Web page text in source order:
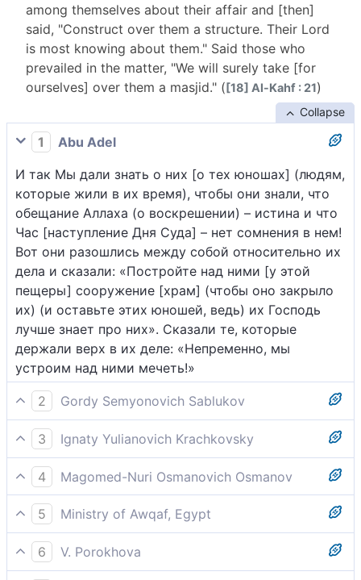
among themselves about their affair and [then]
said, "Construct over them a structure. Their Lord
is most knowing about them." Said those who
prevailed in the matter, "We will surely take [for
ourselves] over them a masjid." ([18] Al-Kahf : 21)
Collapse
1
Abu Adel
И так Мы дали знать о них [о тех юношах] (людям,
которые жили в их время), чтобы они знали, что
обещание Аллаха (о воскрешении) – истина и что
Час [наступление Дня Суда] – нет сомнения в нем!
Вот они разошлись между собой относительно их
дела и сказали: «Постройте над ними [у этой
пещеры] сооружение [храм] (чтобы оно закрыло
их) (и оставьте этих юношей, ведь) их Господь
лучше знает про них». Сказали те, которые
держали верх в их деле: «Непременно, мы
устроим над ними мечеть!»
2
Gordy Semyonovich Sablukov
Мы сделали это известным им для того, чтобы
они знали, что обетование Божие истинно, и что
час не подлежит сомнению, тогда как они спорят
между собой о делах своих. И они сказали:
"Постройте над ними какое нибудь здание.
Господь их лучше всех знает их". Те, которые
первенствуют у них в делах их, сказали:
"Построим над ними мечеть".
3
Ignaty Yulianovich Krachkovsky
И так дали Мы знать о них, чтобы они узнали, что
обещание Аллаха - истина и что час - нет
сомнения в нем! Вот они разошлись между собой
в их деле и сказали: "Постройте над ними
сооружение. Их Господь лучше знает про них".
Сказали те, которые держали верх в их деле:
4
Magomed-Nuri Osmanovich Osmanov
Итак, Мы поведали людям этот рассказ, чтобы
они знали, что обещанное Аллахом -
[непреложная] истина и что [Судный] час
непременно наступит. [После их смерти] люди
5
Ministry of Awqaf, Egypt
О том, как Мы усыпили, а затем пробудили их, Мы
поведали обитателям города, чтобы они узнали,
6
V. Porokhova